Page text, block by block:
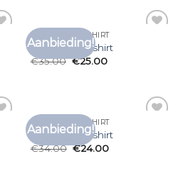
Aanbieding!
GAS MONKEY SHIRT
gas monkey shirt
€35.00 €25.00
Aanbieding!
GAS MONKEY SHIRT
gas monkey shirt
€34.00 €24.00